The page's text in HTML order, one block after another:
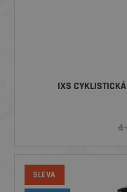
IXS
4
SLEVA